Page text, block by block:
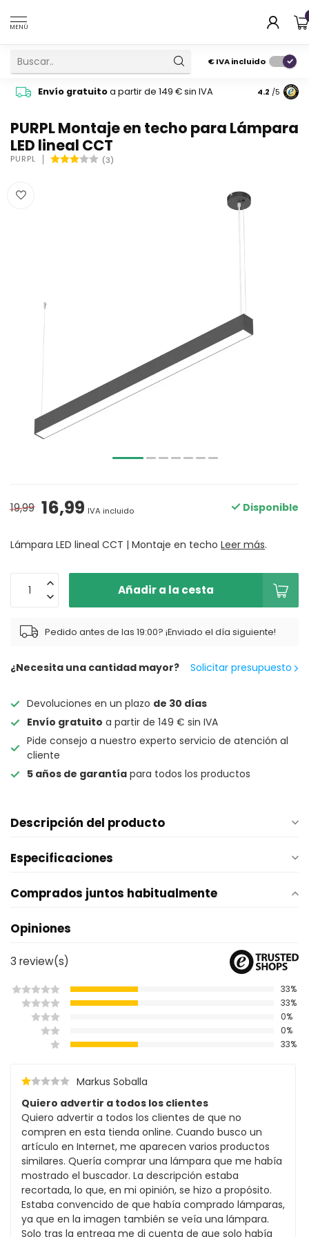
MENÚ
€IVA incluido
Envío gratuitoa partir de 149 € sin IVA Pide
4.2 /5
PURPL Montaje en techo para Lámpara
LED lineal CCT
PURPL (3)
19,99 16,99 IVA incluido Disponible
Lámpara LED lineal CCT | Montaje en techo Leer más.
Añadir a la cesta
Pedido antes de las 19:00? ¡Enviado el día siguiente!
¿Necesita una cantidad mayor? Solicitar presupuesto
Devoluciones en un plazo de 30 días
Envío gratuito a partir de 149 € sin IVA
Pide consejo a nuestro experto servicio de atención al
cliente
5 años de garantía para todos los productos
Descripción del producto
Especificaciones
Comprados juntos habitualmente
Opiniones
3 review(s)
33%
33%
0%
0%
33%
Markus Soballa
Quiero advertir a todos los clientes
Quiero advertir a todos los clientes de que no
compren en esta tienda online. Cuando busco un
artículo en Internet, me aparecen varios productos
similares. Quería comprar una lámpara que me había
mostrado el buscador. La descripción estaba
recortada, lo que, en mi opinión, se hizo a propósito.
Estaba convencido de que había comprado lámparas,
ya que en la imagen también se veía una lámpara.
Solo tras la entrega me di cuenta de que solo había